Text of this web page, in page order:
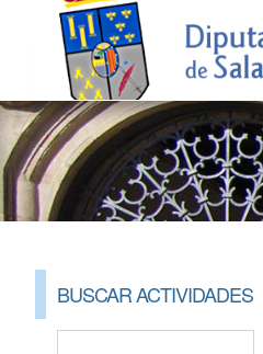
BUSCAR ACTIVIDADES